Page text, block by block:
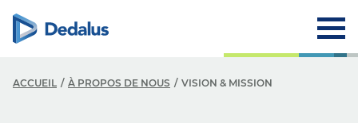
ACCUEIL À PROPOS DE NOUS VISION & MISSION